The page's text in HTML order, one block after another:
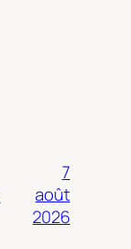
7
août
2026